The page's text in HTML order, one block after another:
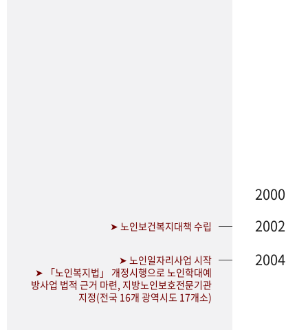
2000
➤ 노인보건복지대책 수립 2002
➤ 노인일자리사업 시작
➤ 「노인복지법」 개정시행으로 노인학대예
방사업 법적 근거 마련, 지방노인보호전문기관
지정(전국 16개 광역시도 17개소)
2004